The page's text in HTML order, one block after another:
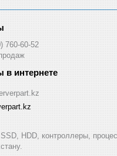
760-60-52
HDD, контроллеры,